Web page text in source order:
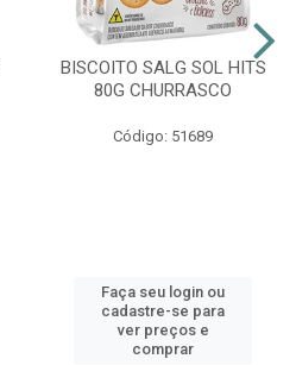
BISCOITO SALG SOL HITS
80G CHURRASCO
Código: 51689
Faça seu login ou
cadastre-se para
ver preços e
comprar